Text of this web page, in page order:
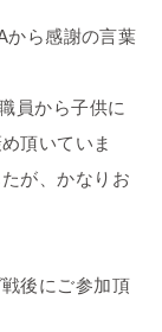
から感謝の言葉
員から子供に
頂いていま
が、かなりお
後にご参加頂